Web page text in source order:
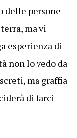
delle persone
ma vi
esperienza di
non lo vedo da
ma graffia
di farci